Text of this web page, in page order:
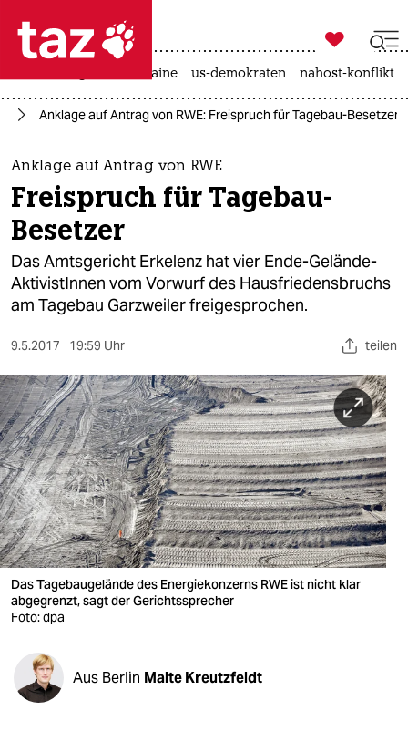
 taz zahl ich
taz zahl ich
themen
politik
öko
gesellschaft
sport
berlin
nord
wahrheit
verlag
verlag
veranstaltungen
fragen & hilfe

taz zahl ich
krieg in der ukraine us-demokraten nahost-konflikt
Anklage auf Antrag von RWE: Freispruch für Tagebau-Besetzer
Anklage auf Antrag von RWE
Freispruch für Tagebau-
Besetzer
Das Amtsgericht Erkelenz hat vier Ende-Gelände-
AktivistInnen vom Vorwurf des Hausfriedensbruchs
am Tagebau Garzweiler freigesprochen.
9.5.2017 19:59 Uhr teilen
Das Tagebaugelände des Energiekonzerns RWE ist nicht klar
abgegrenzt, sagt der Gerichtssprecher
Foto: dpa
Aus Berlin Malte Kreutzfeldt